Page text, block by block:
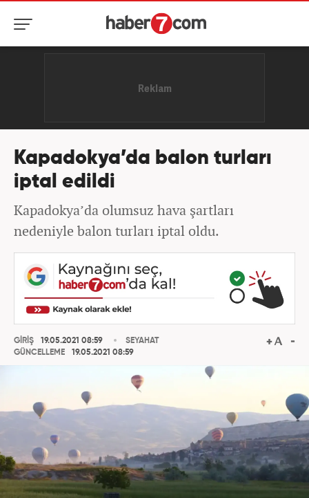
Kapadokya’da balon turları
iptal edildi
Kapadokya’da olumsuz hava şartları
nedeniyle balon turları iptal oldu.
GİRİŞ
19.05.2021 08:59
GÜNCELLEME
19.05.2021 08:59
SEYAHAT